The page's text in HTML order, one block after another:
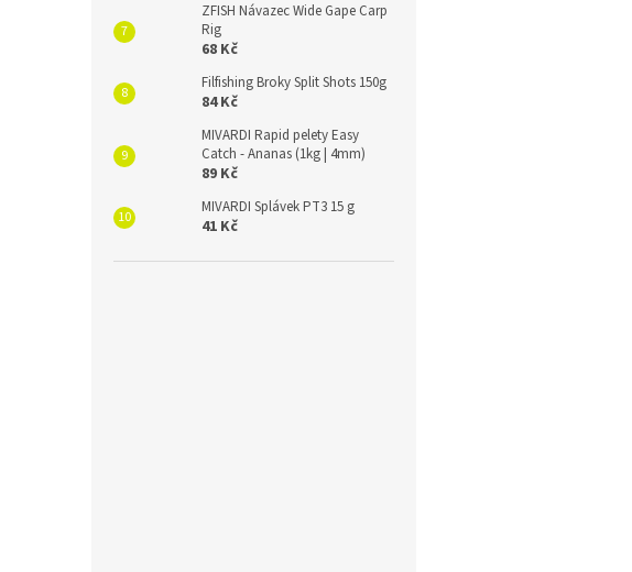
ZFISH Návazec Wide Gape Carp
Rig
68 Kč
Filfishing Broky Split Shots 150g
84 Kč
MIVARDI Rapid pelety Easy
Catch - Ananas (1kg | 4mm)
89 Kč
MIVARDI Splávek PT3 15 g
41 Kč